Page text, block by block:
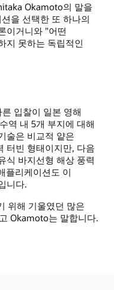
Okamoto의 말을
을 선택한 또 하나의
이거니와 "어떤
지 못하는 독립적인
입찰이 일본 영해
역 내 5개 부지에 대해
술은 비교적 얕은
터빈 형태이지만, 다음
식 바지선형 해상 풍력
플리케이션도 이
니다.
위해 기울였던 많은
Okamoto는 말합니다.